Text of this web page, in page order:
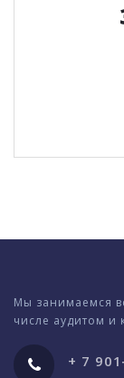
Мы занимаемся
числе аудитом и
+ 7